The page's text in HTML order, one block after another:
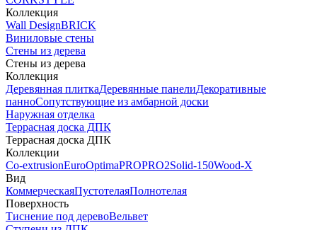
Коллекция
Wall DesignBRICK
Виниловые стены
Стены из дерева
Стены из дерева
Коллекция
Деревянная плиткаДеревянные панелиДекоративные
панноСопутствующие из амбарной доски
Наружная отделка
Террасная доска ДПК
Террасная доска ДПК
Коллекции
Co-extrusionEuroOptimaPROPRO2Solid-150Wood-X
Вид
КоммерческаяПустотелаяПолнотелая
Поверхность
Тиснение под деревоВельвет